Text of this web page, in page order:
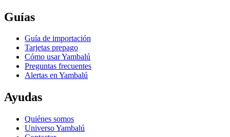
Guías
Guía de importación
Tarjetas prepago
Cómo usar Yambalú
Preguntas frecuentes
Alertas en Yambalú
Ayudas
Quiénes somos
Universo Yambalú